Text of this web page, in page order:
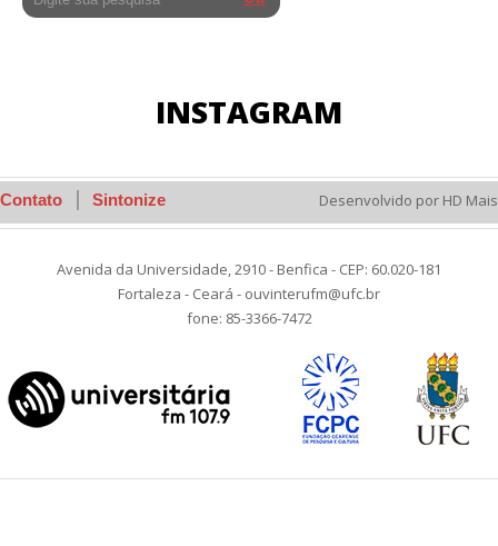
INSTAGRAM
Contato Sintonize Desenvolvido por HD Mais
Avenida da Universidade, 2910 - Benfica - CEP: 60.020-181
Fortaleza - Ceará - ouvinterufm@ufc.br
fone: 85-3366-7472